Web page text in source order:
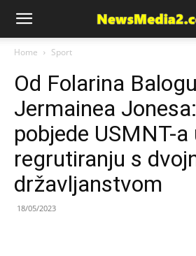
News
Media
Home Sport
Od Folarina
Jermainea
pobjede USMNT-a
regrutiranju s
državljanstvom
18/05/2023